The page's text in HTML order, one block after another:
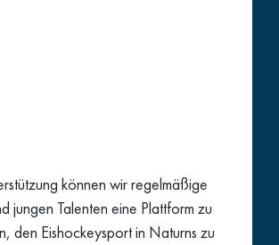
können wir regelmäßige
jungen Talenten eine Plattform zu
den Eishockeysport in Naturns zu